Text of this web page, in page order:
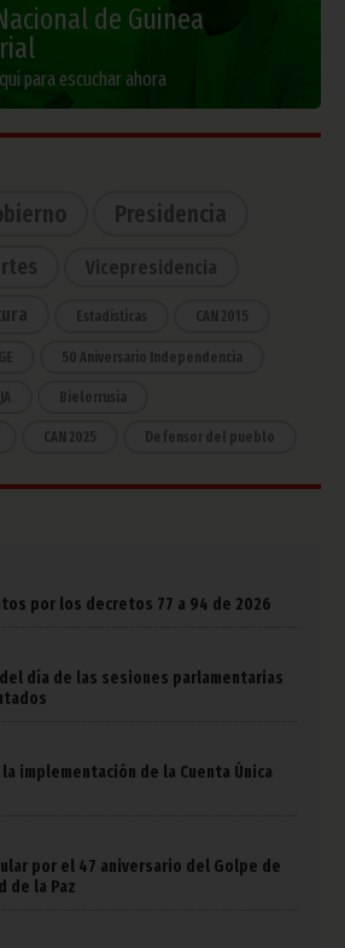
de Guinea
para escuchar ahora
Presidencia
Vicepresidencia
Estadísticas CAN 2015
50 Aniversario Independencia
Bielorrusia
CAN 2025 Defensor del pueblo
por los decretos 77 a 94 de 2026
día de las sesiones parlamentarias
implementación de la Cuenta Única
por el 47 aniversario del Golpe de
de la Paz